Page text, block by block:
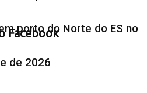
porto do Norte do ES no
de 2026
Facebook